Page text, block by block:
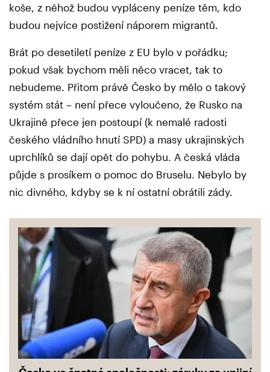
koše, z něhož budou vypláceny peníze těm, kdo
budou nejvíce postižení náporem migrantů.
Brát po desetiletí peníze z EU bylo v pořádku;
pokud však bychom měli něco vracet, tak to
nebudeme. Přitom právě Česko by mělo o takový
systém stát – není přece vyloučeno, že Rusko na
Ukrajině přece jen postoupí (k nemalé radosti
českého vládního hnutí SPD) a masy ukrajinských
uprchlíků se dají opět do pohybu. A česká vláda
půjde s prosíkem o pomoc do Bruselu. Nebylo by
nic divného, kdyby se k ní ostatní obrátili zády.